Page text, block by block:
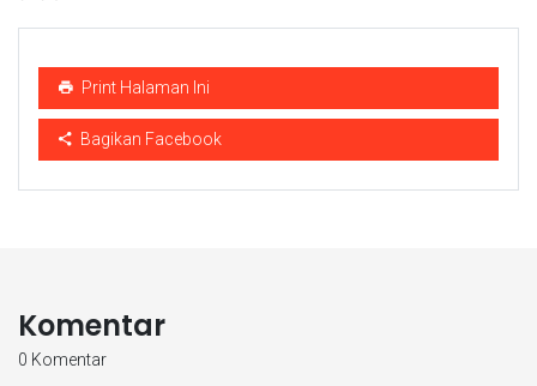
Print Halaman Ini
Bagikan Facebook
Komentar
0 Komentar